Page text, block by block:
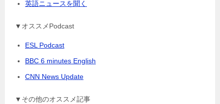
英語ニュースを聞く
▼オススメPodcast
ESL Podcast
BBC 6 minutes English
CNN News Update
▼その他のオススメ記事